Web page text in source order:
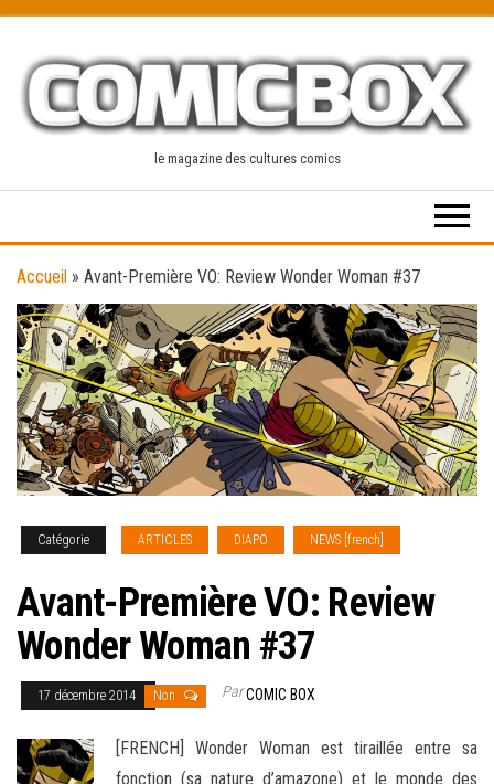
content
le magazine des cultures comics
Accueil » Avant-Première VO: Review Wonder Woman #37
Catégorie ARTICLES DIAPO NEWS [french]
Avant-Première VO: Review
Wonder Woman #37
17 décembre 2014 Non ParCOMIC BOX
[FRENCH] Wonder Woman est tiraillée entre sa
fonction (sa nature d’amazone) et le monde des